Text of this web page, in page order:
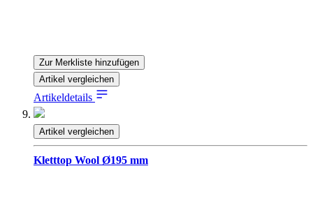
Zur Merkliste hinzufügen
Artikel vergleichen
Artikeldetails
Artikel vergleichen
Kletttop Wool Ø195 mm